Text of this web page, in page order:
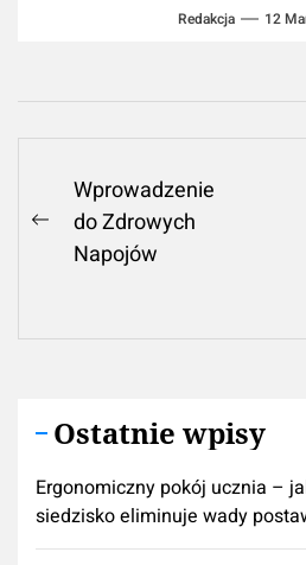
Redakcja 12
Nawigacja
wpisu
Previous
post:
Wprowadzenie
do Zdrowych
Napojów
Ostatnie wpisy
Ergonomiczny pokój ucznia –
siedzisko eliminuje wady